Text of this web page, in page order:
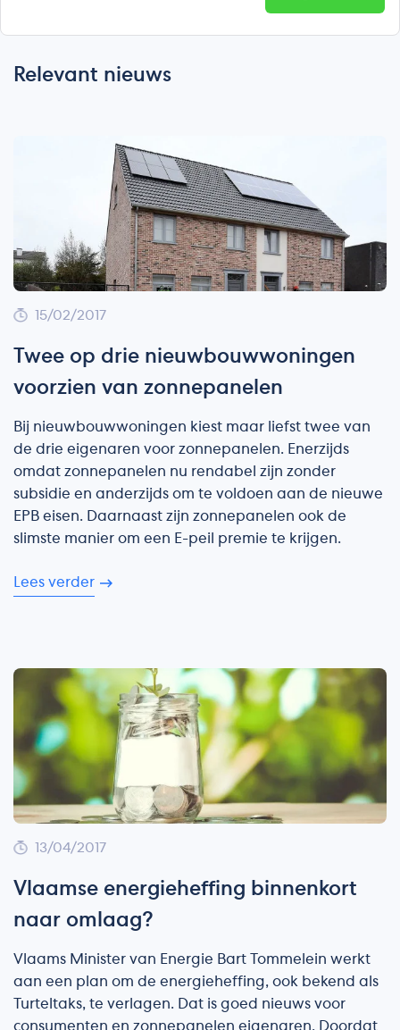
Relevant nieuws
15/02/2017
Twee op drie nieuwbouwwoningen
voorzien van zonnepanelen
Bij nieuwbouwwoningen kiest maar liefst twee van
de drie eigenaren voor zonnepanelen. Enerzijds
omdat zonnepanelen nu rendabel zijn zonder
subsidie en anderzijds om te voldoen aan de nieuwe
EPB eisen. Daarnaast zijn zonnepanelen ook de
slimste manier om een E-peil premie te krijgen.
Lees verder
13/04/2017
Vlaamse energieheffing binnenkort
naar omlaag?
Vlaams Minister van Energie Bart Tommelein werkt
aan een plan om de energieheffing, ook bekend als
Turteltaks, te verlagen. Dat is goed nieuws voor
consumenten en zonnepanelen eigenaren. Doordat